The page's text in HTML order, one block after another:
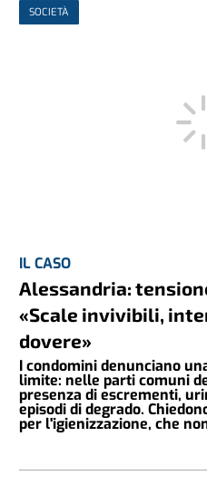
SOCIETÀ
IL CASO
Alessandria:
«Scale invivibili,
dovere»
I condomini denunciano
limite: nelle parti comuni
presenza di escrementi,
episodi di degrado.
per l'igienizzazione, che